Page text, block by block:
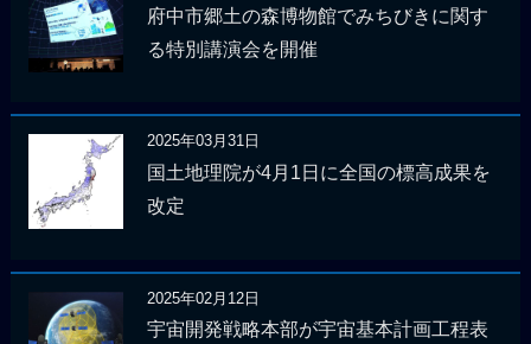
府中市郷土の森博物館でみちびきに関す
る特別講演会を開催
2025年03月31日
国土地理院が4月1日に全国の標高成果を
改定
2025年02月12日
宇宙開発戦略本部が宇宙基本計画工程表